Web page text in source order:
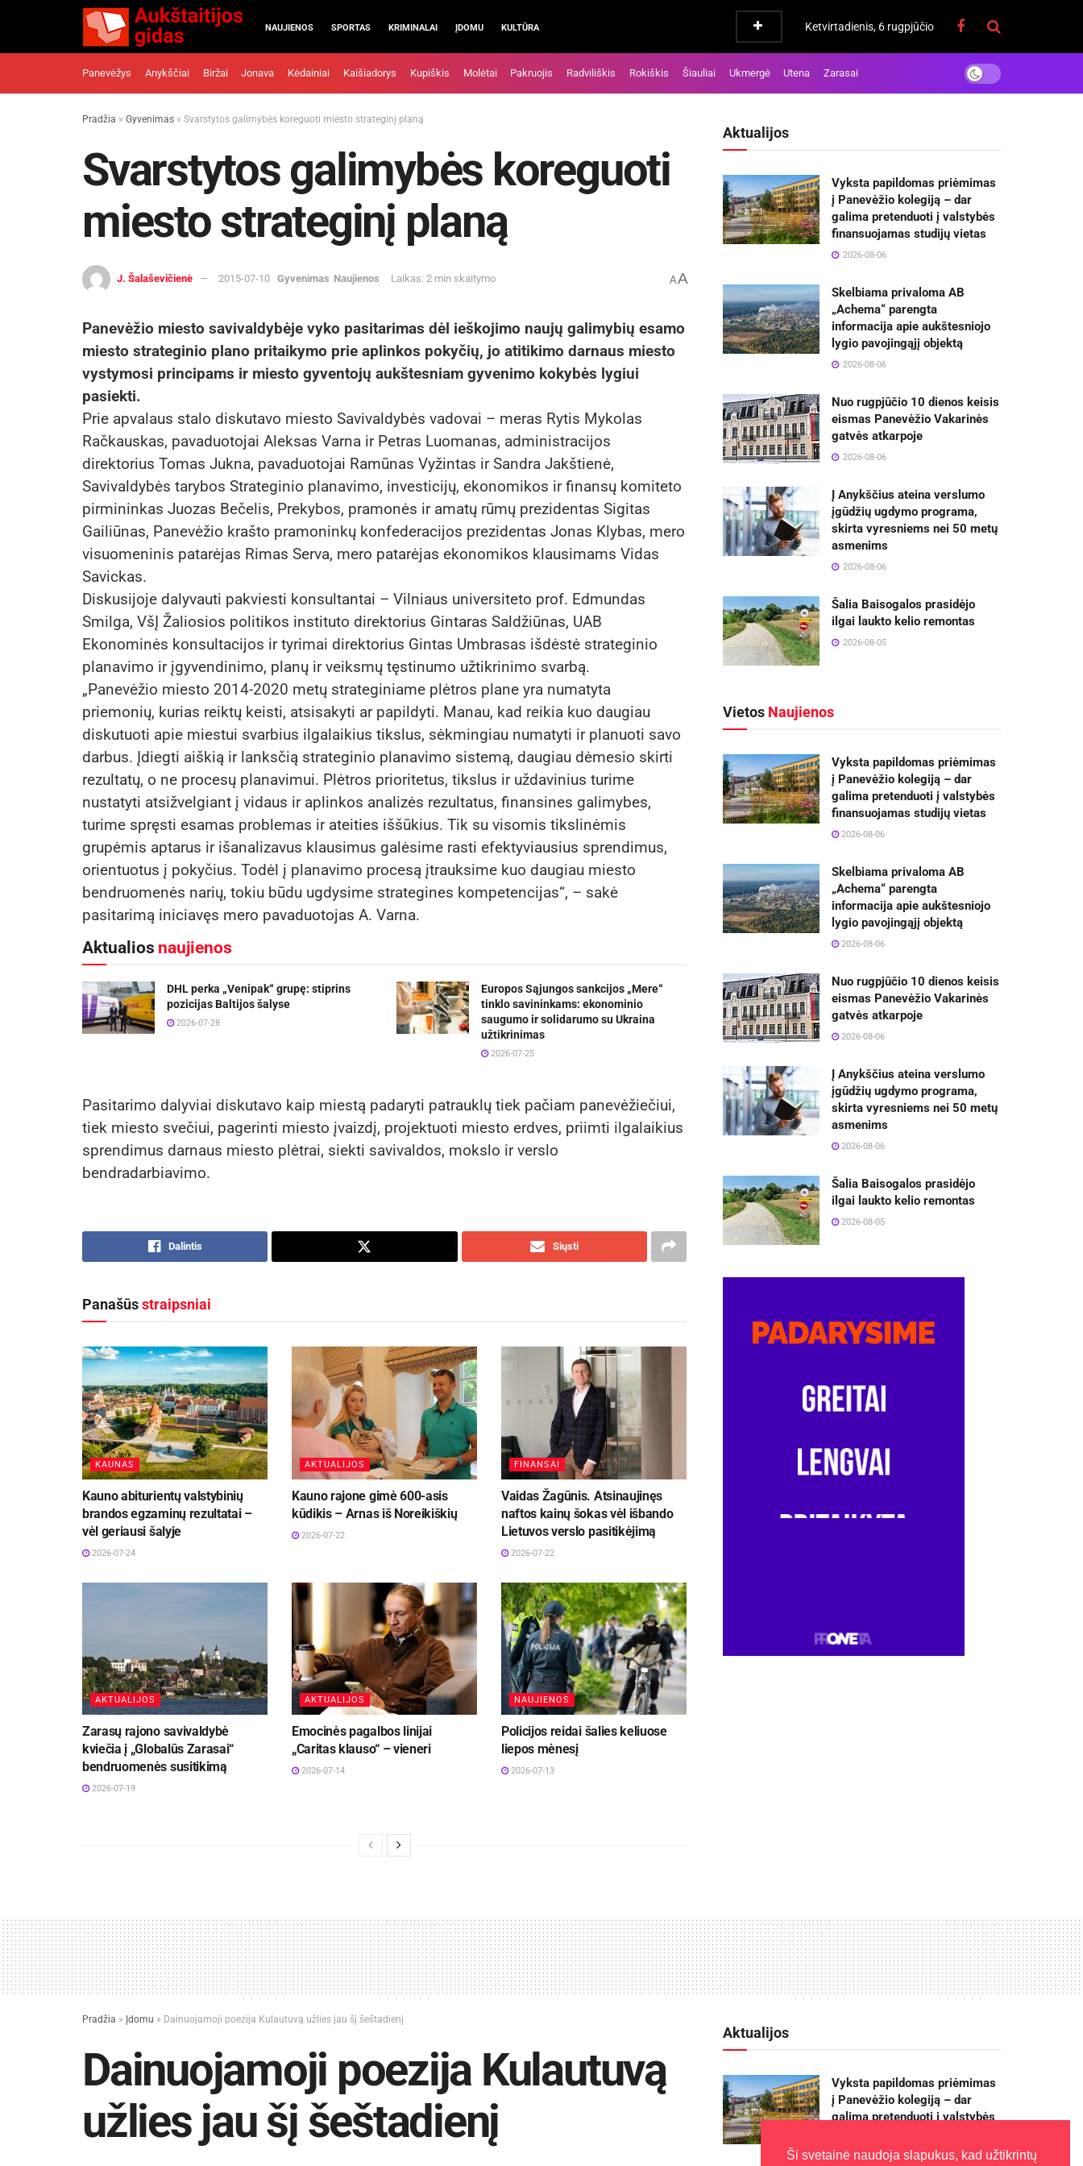
NAUJIENOS SPORTAS KRIMINALAI ĮDOMU KULTŪRA Ketvirtadienis, 6 rugpjūčio
Panevėžys Anykščiai Biržai Jonava Kėdainiai Kaišiadorys Kupiškis Molėtai Pakruojis Radviliškis Rokiškis Šiauliai Ukmergė Utena Zarasai
Pradžia » Gyvenimas » Svarstytos galimybės koreguoti miesto strateginį planą
Svarstytos galimybės koreguoti
miesto strateginį planą
J. Šalaševičienė 2015-07-10 Gyvenimas Naujienos Laikas: 2 min skaitymo AA
Panevėžio miesto savivaldybėje vyko pasitarimas dėl ieškojimo naujų galimybių esamo
miesto strateginio plano pritaikymo prie aplinkos pokyčių, jo atitikimo darnaus miesto
vystymosi principams ir miesto gyventojų aukštesniam gyvenimo kokybės lygiui
pasiekti.
Prie apvalaus stalo diskutavo miesto Savivaldybės vadovai – meras Rytis Mykolas
Račkauskas, pavaduotojai Aleksas Varna ir Petras Luomanas, administracijos
direktorius Tomas Jukna, pavaduotojai Ramūnas Vyžintas ir Sandra Jakštienė,
Savivaldybės tarybos Strateginio planavimo, investicijų, ekonomikos ir finansų komiteto
pirmininkas Juozas Bečelis, Prekybos, pramonės ir amatų rūmų prezidentas Sigitas
Gailiūnas, Panevėžio krašto pramoninkų konfederacijos prezidentas Jonas Klybas, mero
visuomeninis patarėjas Rimas Serva, mero patarėjas ekonomikos klausimams Vidas
Savickas.
Diskusijoje dalyvauti pakviesti konsultantai – Vilniaus universiteto prof. Edmundas
Smilga, VšĮ Žaliosios politikos instituto direktorius Gintaras Saldžiūnas, UAB
Ekonominės konsultacijos ir tyrimai direktorius Gintas Umbrasas išdėstė strateginio
planavimo ir įgyvendinimo, planų ir veiksmų tęstinumo užtikrinimo svarbą.
„Panevėžio miesto 2014-2020 metų strateginiame plėtros plane yra numatyta
priemonių, kurias reiktų keisti, atsisakyti ar papildyti. Manau, kad reikia kuo daugiau
diskutuoti apie miestui svarbius ilgalaikius tikslus, sėkmingiau numatyti ir planuoti savo
darbus. Įdiegti aiškią ir lanksčią strateginio planavimo sistemą, daugiau dėmesio skirti
rezultatų, o ne procesų planavimui. Plėtros prioritetus, tikslus ir uždavinius turime
nustatyti atsižvelgiant į vidaus ir aplinkos analizės rezultatus, finansines galimybes,
turime spręsti esamas problemas ir ateities iššūkius. Tik su visomis tikslinėmis
grupėmis aptarus ir išanalizavus klausimus galėsime rasti efektyviausius sprendimus,
orientuotus į pokyčius. Todėl į planavimo procesą įtrauksime kuo daugiau miesto
bendruomenės narių, tokiu būdu ugdysime strategines kompetencijas“, – sakė
pasitarimą iniciavęs mero pavaduotojas A. Varna.
Aktualios naujienos
DHL perka „Venipak“ grupę: stiprins
pozicijas Baltijos šalyse
2026-07-28
Europos Sąjungos sankcijos „Mere“
tinklo savininkams: ekonominio
saugumo ir solidarumo su Ukraina
užtikrinimas
2026-07-25
Pasitarimo dalyviai diskutavo kaip miestą padaryti patrauklų tiek pačiam panevėžiečiui,
tiek miesto svečiui, pagerinti miesto įvaizdį, projektuoti miesto erdves, priimti ilgalaikius
sprendimus darnaus miesto plėtrai, siekti savivaldos, mokslo ir verslo
bendradarbiavimo.
Dalintis Siųsti
Panašūsstraipsniai
KAUNAS
Kauno abiturientų valstybinių
brandos egzaminų rezultatai –
vėl geriausi šalyje
2026-07-24
AKTUALIJOS
Kauno rajone gimė 600-asis
kūdikis – Arnas iš Noreikiškių
2026-07-22
FINANSAI
Vaidas Žagūnis. Atsinaujinęs
naftos kainų šokas vėl išbando
Lietuvos verslo pasitikėjimą
2026-07-22
AKTUALIJOS
Zarasų rajono savivaldybė
kviečia į „Globalūs Zarasai“
bendruomenės susitikimą
2026-07-19
AKTUALIJOS
Emocinės pagalbos linijai
„Caritas klauso“ – vieneri
2026-07-14
NAUJIENOS
Policijos reidai šalies keliuose
liepos mėnesį
2026-07-13
Aktualijos
Vyksta papildomas priėmimas
į Panevėžio kolegiją – dar
galima pretenduoti į valstybės
finansuojamas studijų vietas
2026-08-06
Skelbiama privaloma AB
„Achema“ parengta
informacija apie aukštesniojo
lygio pavojingąjį objektą
2026-08-06
Nuo rugpjūčio 10 dienos keisis
eismas Panevėžio Vakarinės
gatvės atkarpoje
2026-08-06
Į Anykščius ateina verslumo
įgūdžių ugdymo programa,
skirta vyresniems nei 50 metų
asmenims
2026-08-06
Šalia Baisogalos prasidėjo
ilgai laukto kelio remontas
2026-08-05
Vietos Naujienos
Vyksta papildomas priėmimas
į Panevėžio kolegiją – dar
galima pretenduoti į valstybės
finansuojamas studijų vietas
2026-08-06
Skelbiama privaloma AB
„Achema“ parengta
informacija apie aukštesniojo
lygio pavojingąjį objektą
2026-08-06
Nuo rugpjūčio 10 dienos keisis
eismas Panevėžio Vakarinės
gatvės atkarpoje
2026-08-06
Į Anykščius ateina verslumo
įgūdžių ugdymo programa,
skirta vyresniems nei 50 metų
asmenims
2026-08-06
Šalia Baisogalos prasidėjo
ilgai laukto kelio remontas
2026-08-05
Pradžia » Įdomu » Dainuojamoji poezija Kulautuvą užlies jau šį šeštadienį
Dainuojamoji poezija Kulautuvą
užlies jau šį šeštadienį
Aktualijos
Vyksta papildomas priėmimas
į Panevėžio kolegiją – dar
galima pretenduoti į valstybės
2026-08-06
Ši svetainė naudoja slapukus, kad užtikrintų